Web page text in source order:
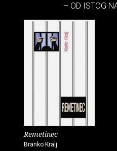
– OD ISTOG
Remetinec
Branko Kralj